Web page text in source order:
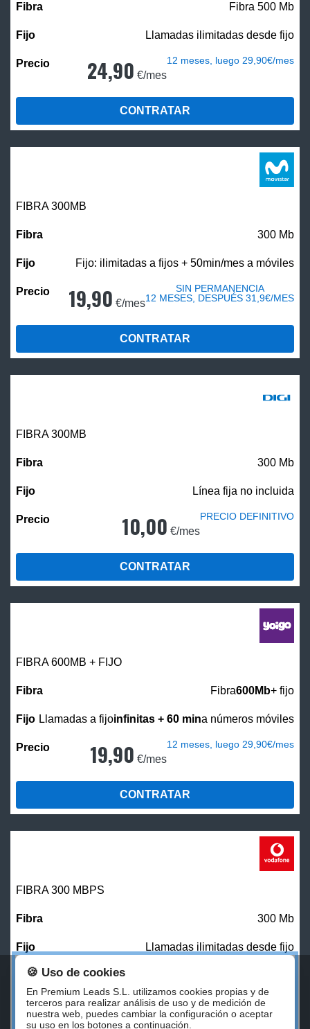
Fibra 500 Mb
Llamadas ilimitadas desde fijo
24,90 €/mes
12 meses, luego 29,90€/mes
CONTRATAR
FIBRA 300MB
300 Mb
Fijo: ilimitadas a fijos + 50min/mes a móviles
19,90 €/mes
SIN PERMANENCIA
12 MESES, DESPUÉS 31,9€/MES
CONTRATAR
FIBRA 300MB
300 Mb
Línea fija no incluida
10,00 €/mes
PRECIO DEFINITIVO
CONTRATAR
FIBRA 600MB + FIJO
Fibra600Mb+ fijo
Llamadas a fijoinfinitas + 60 mina números móviles
19,90 €/mes
12 meses, luego 29,90€/mes
CONTRATAR
FIBRA 300 MBPS
300 Mb
Llamadas ilimitadas desde fijo
27,00 €/mes
CONTRATAR
🍪 Uso de cookies
En Premium Leads S.L. utilizamos cookies propias y de
terceros para realizar análisis de uso y de medición de
nuestra web, puedes cambiar la configuración o aceptar
su uso en los botones a continuación.